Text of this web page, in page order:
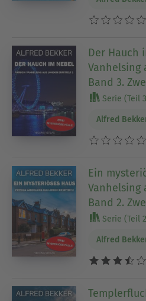
Der Hauch
Band 3.
Serie (Teil
Alfred
Ein
Band 2.
Serie (Teil
Alfred